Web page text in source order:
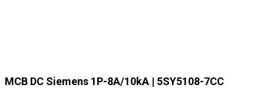
MCB DC Siemens 1P-8A/10kA | 5SY5108-7CC